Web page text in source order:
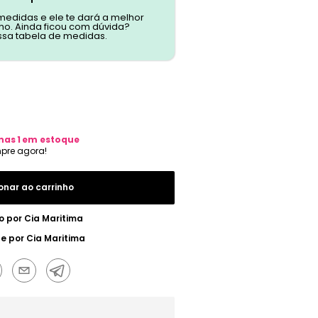
e ele te dará a melhor
Ainda ficou com dúvida?
tabela de medidas.
1 em estoque
ao carrinho
por Cia Maritima
por Cia Maritima